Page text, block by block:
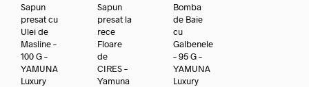
Sapun
presat cu
Ulei de
Masline –
100 G –
YAMUNA
Luxury
Sapun
presat la
rece
Floare
de
CIRES –
Yamuna
Bomba
de Baie
cu
Galbenele
– 95 G –
YAMUNA
Luxury